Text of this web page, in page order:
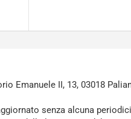
Emanuele II, 13, 03018
senza alcuna